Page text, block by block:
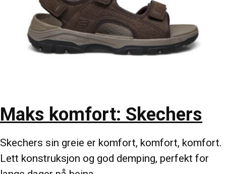
Maks komfort: Skechers
Skechers sin greie er komfort, komfort, komfort.
Lett konstruksjon og god demping, perfekt for